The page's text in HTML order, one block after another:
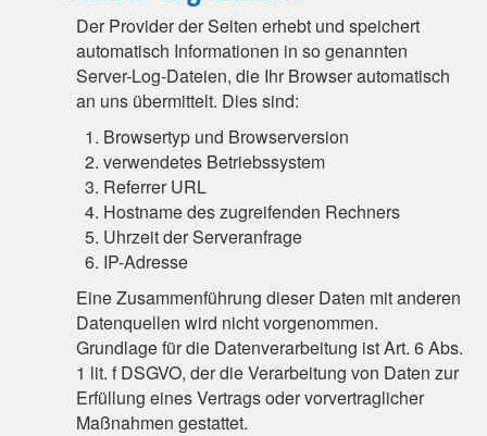
Der Provider der Seiten erhebt und speichert
automatisch Informationen in so genannten
Server-Log-Dateien, die Ihr Browser automatisch
an uns übermittelt. Dies sind:
Browsertyp und Browserversion
verwendetes Betriebssystem
Referrer URL
Hostname des zugreifenden Rechners
Uhrzeit der Serveranfrage
IP-Adresse
Eine Zusammenführung dieser Daten mit anderen
Datenquellen wird nicht vorgenommen.
Grundlage für die Datenverarbeitung ist Art. 6 Abs.
1 lit. f DSGVO, der die Verarbeitung von Daten zur
Erfüllung eines Vertrags oder vorvertraglicher
Maßnahmen gestattet.